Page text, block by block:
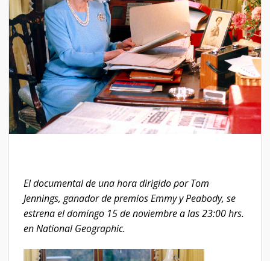
El documental de una hora dirigido por Tom
Jennings, ganador de premios Emmy y Peabody, se
estrena el domingo 15 de noviembre a las 23:00 hrs.
en National Geographic.